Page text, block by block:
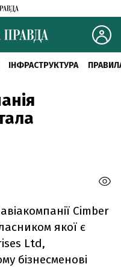
ІНФРАСТРУКТУРА
Cimber
якої є
Ltd,
бізнесменові